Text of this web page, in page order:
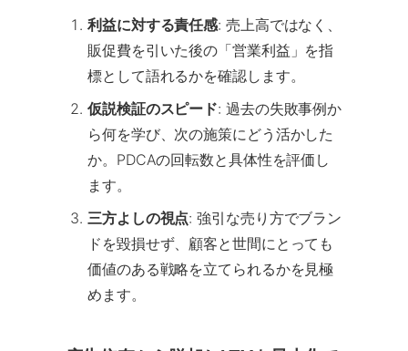
利益に対する責任感: 売上高ではなく、
販促費を引いた後の「営業利益」を指
標として語れるかを確認します。
仮説検証のスピード: 過去の失敗事例か
ら何を学び、次の施策にどう活かした
か。PDCAの回転数と具体性を評価し
ます。
三方よしの視点: 強引な売り方でブラン
ドを毀損せず、顧客と世間にとっても
価値のある戦略を立てられるかを見極
めます。